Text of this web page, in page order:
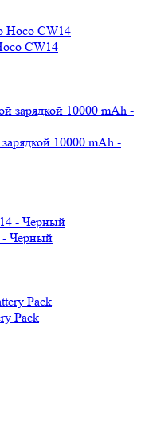
CW14
10000 mAh -
- Черный
Pack